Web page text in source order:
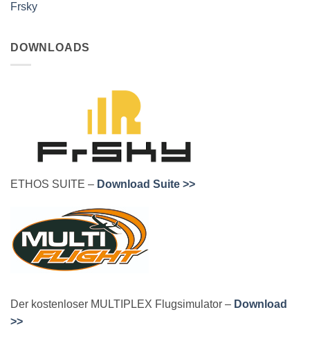
Frsky
DOWNLOADS
ETHOS SUITE – Download Suite >>
Der kostenloser MULTIPLEX Flugsimulator – Download
>>